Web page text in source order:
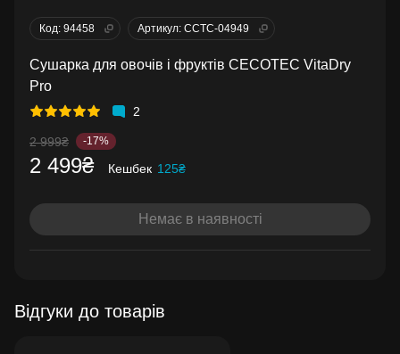
Код: 94458 Артикул: CCTC-04949
Сушарка для овочів і фруктів CECOTEC VitaDry
Pro
2
2 999₴ -17%
2 499₴ Кешбек 125₴
Немає в наявності
Відгуки до товарів